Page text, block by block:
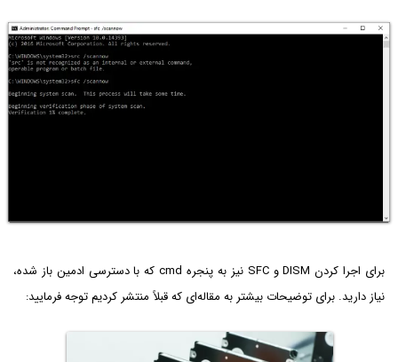
برای اجرا کردن DISM و SFC نیز به پنجره cmd که با دسترسی ادمین باز شده،
نیاز دارید. برای توضیحات بیشتر به مقاله‌ای که قبلاً منتشر کردیم توجه فرمایید: